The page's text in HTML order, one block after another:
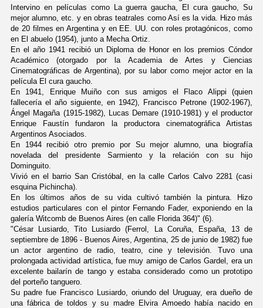
Intervino en películas como La guerra gaucha, El cura gaucho, Su
mejor alumno, etc. y en obras teatrales como Así es la vida. Hizo más
de 20 filmes en Argentina y en EE. UU. con roles protagónicos, como
en El abuelo (1954), junto a Mecha Ortiz.
En el año 1941 recibió un Diploma de Honor en los premios Cóndor
Académico (otorgado por la Academia de Artes y Ciencias
Cinematográficas de Argentina), por su labor como mejor actor en la
película El cura gaucho.
En 1941, Enrique Muiño con sus amigos el Flaco Alippi (quien
fallecería el año siguiente, en 1942), Francisco Petrone (1902-1967),
Ángel Magaña (1915-1982), Lucas Demare (1910-1981) y el productor
Enrique Faustín fundaron la productora cinematográfica Artistas
Argentinos Asociados.
En 1944 recibió otro premio por Su mejor alumno, una biografía
novelada del presidente Sarmiento y la relación con su hijo
Dominguito.
Vivió en el barrio San Cristóbal, en la calle Carlos Calvo 2281 (casi
esquina Pichincha).
En los últimos años de su vida cultivó también la pintura. Hizo
estudios particulares con el pintor Fernando Fader, exponiendo en la
galería Witcomb de Buenos Aires (en calle Florida 364)" (6).
"César Lusiardo, Tito Lusiardo (Ferrol, La Coruña, España, 13 de
septiembre de 1896 - Buenos Aires, Argentina, 25 de junio de 1982) fue
un actor argentino de radio, teatro, cine y televisión. Tuvo una
prolongada actividad artística, fue muy amigo de Carlos Gardel, era un
excelente bailarín de tango y estaba considerado como un prototipo
del porteño tanguero.
Su padre fue Francisco Lusiardo, oriundo del Uruguay, era dueño de
una fábrica de toldos y su madre Elvira Amoedo había nacido en